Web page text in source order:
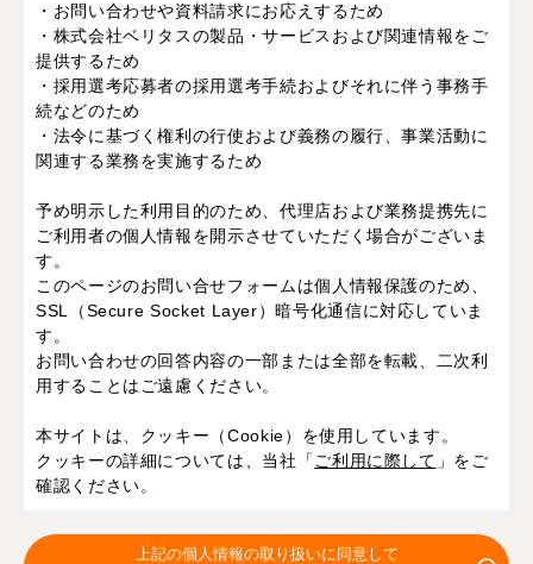
・お問い合わせや資料請求にお応えするため
・株式会社ベリタスの製品・サービスおよび関連情報をご
提供するため
・採用選考応募者の採用選考手続およびそれに伴う事務手
続などのため
・法令に基づく権利の行使および義務の履行、事業活動に
関連する業務を実施するため
予め明示した利用目的のため、代理店および業務提携先に
ご利用者の個人情報を開示させていただく場合がございま
す。
このページのお問い合せフォームは個人情報保護のため、
SSL（Secure Socket Layer）暗号化通信に対応していま
す。
お問い合わせの回答内容の一部または全部を転載、二次利
用することはご遠慮ください。
本サイトは、クッキー（Cookie）を使用しています。
クッキーの詳細については、当社「 ご利用に際して 」をご
確認ください。
上記の個人情報の取り扱いに同意して